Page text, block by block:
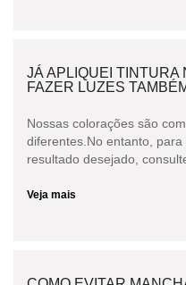
JÁ APLIQUEI TINTURA
FAZER LUZES
Nossas colorações são
diferentes.No entanto,
resultado desejado,
Veja mais